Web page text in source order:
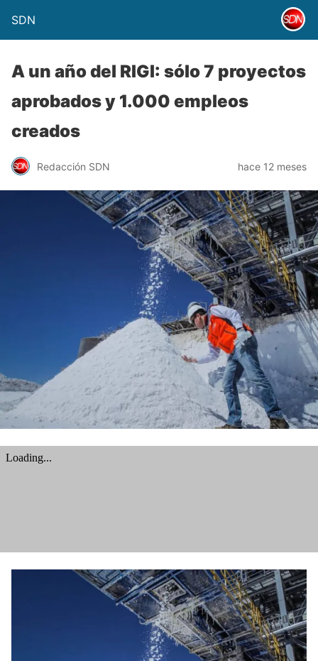
SDN
A un año del RIGI: sólo 7 proyectos
aprobados y 1.000 empleos
creados
Redacción SDN hace 12 meses